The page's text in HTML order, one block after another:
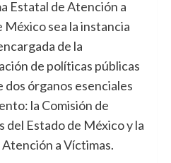
Estatal de Atención a
sea la instancia
de la
de políticas públicas
dos órganos esenciales
la Comisión de
del Estado de México y la
a Víctimas.